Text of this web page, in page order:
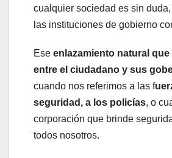
cualquier sociedad es sin
las instituciones de gobierno
Ese enlazamiento natural
entre el ciudadano y sus
cuando nos referimos a las f
seguridad, a los policías, o
corporación que brinde
todos nosotros.